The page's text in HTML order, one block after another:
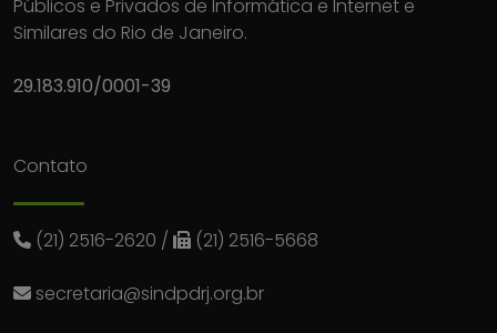
Públicos e Privados de Informática e Internet e
Similares do Rio de Janeiro.
29.183.910/0001-39
Contato
(21) 2516-2620 / (21) 2516-5668
secretaria@sindpdrj.org.br